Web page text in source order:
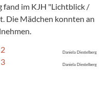
fand im KJH "Lichtblick /
Die Mädchen konnten an
Daniela Diestelberg
Daniela Diestelberg